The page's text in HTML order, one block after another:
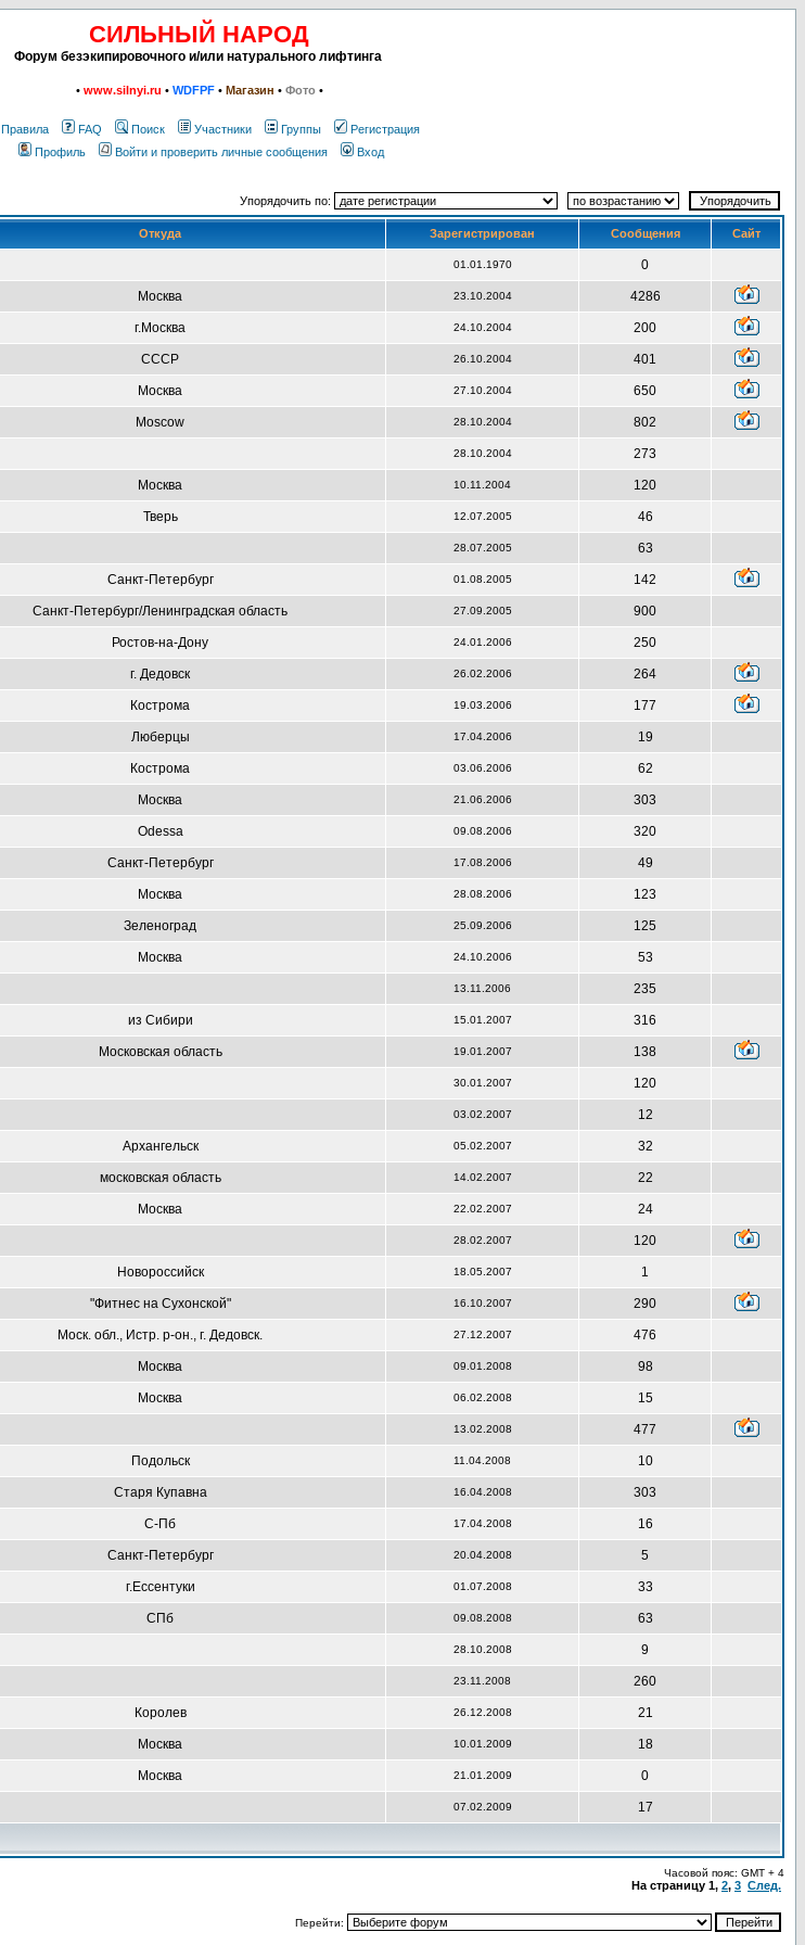
СИЛЬНЫЙ НАРОД
Форум безэкипировочного и/или натурального лифтинга
• www.silnyi.ru • WDFPF• Магазин • Фото•
Правила FAQ Поиск Участники Группы
Регистрация
Профиль
Войти и проверить личные сообщения Вход
Упорядочить по:
Откуда Зарегистрирован Сообщения Сайт
01.01.1970 0
Москва 23.10.2004 4286
г.Москва 24.10.2004 200
СССР 26.10.2004 401
Москва 27.10.2004 650
Moscow 28.10.2004 802
28.10.2004 273
Москва 10.11.2004 120
Тверь 12.07.2005 46
28.07.2005 63
Санкт-Петербург 01.08.2005 142
Санкт-Петербург/Ленинградская область 27.09.2005 900
Ростов-на-Дону 24.01.2006 250
г. Дедовск 26.02.2006 264
Кострома 19.03.2006 177
Люберцы 17.04.2006 19
Кострома 03.06.2006 62
Москва 21.06.2006 303
Odessa 09.08.2006 320
Санкт-Петербург 17.08.2006 49
Москва 28.08.2006 123
Зеленоград 25.09.2006 125
Москва 24.10.2006 53
13.11.2006 235
из Сибири 15.01.2007 316
Московская область 19.01.2007 138
30.01.2007 120
03.02.2007 12
Архангельск 05.02.2007 32
московская область 14.02.2007 22
Москва 22.02.2007 24
28.02.2007 120
Новороссийск 18.05.2007 1
"Фитнес на Сухонской" 16.10.2007 290
Моск. обл., Истр. р-он., г. Дедовск. 27.12.2007 476
Москва 09.01.2008 98
Москва 06.02.2008 15
13.02.2008 477
Подольск 11.04.2008 10
Старя Купавна 16.04.2008 303
С-Пб 17.04.2008 16
Санкт-Петербург 20.04.2008 5
г.Ессентуки 01.07.2008 33
СПб 09.08.2008 63
28.10.2008 9
23.11.2008 260
Королев 26.12.2008 21
Москва 10.01.2009 18
Москва 21.01.2009 0
07.02.2009 17
Часовой пояс: GMT + 4
На страницу 1, 2, 3 След.
Перейти: